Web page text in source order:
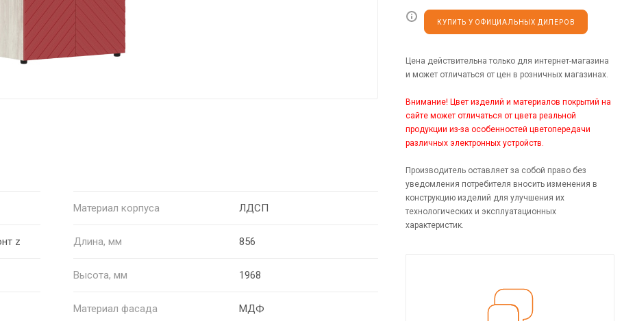
Материал корпуса ЛДСП
z Длина, мм 856
Высота, мм 1968
Материал фасада МДФ
КУПИТЬ У ОФИЦИАЛЬНЫХ ДИЛЕРОВ
Цена действительна только для интернет-магазина
и может отличаться от цен в розничных магазинах.
Внимание! Цвет изделий и материалов покрытий на
сайте может отличаться от цвета реальной
продукции из-за особенностей цветопередачи
различных электронных устройств.
Производитель оставляет за собой право без
уведомления потребителя вносить изменения в
конструкцию изделий для улучшения их
технологических и эксплуатационных
характеристик.